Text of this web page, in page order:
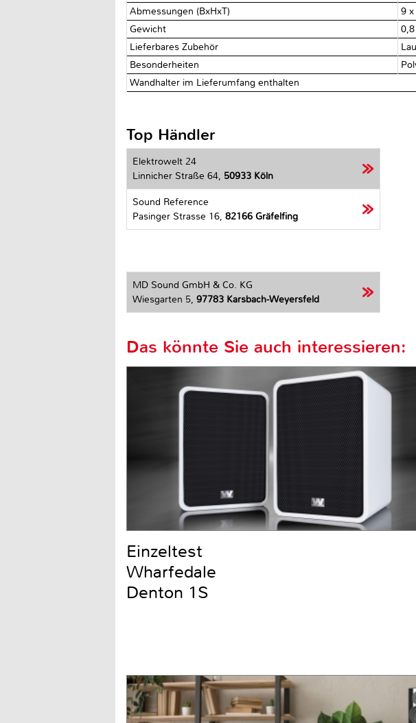
Abmessungen (BxHxT)
9
Gewicht
Lieferbares Zubehör
Besonderheiten
Wandhalter im Lieferumfang enthalten
Top Händler
Elektrowelt 24
Linnicher Straße 64, 50933 Köln
Sound Reference
Pasinger Strasse 16, 82166 Gräfelfing
MD Sound GmbH & Co. KG
Wiesgarten 5, 97783 Karsbach-Weyersfeld
Das könnte Sie auch interessieren:
Einzeltest
Wharfedale
Denton 1S